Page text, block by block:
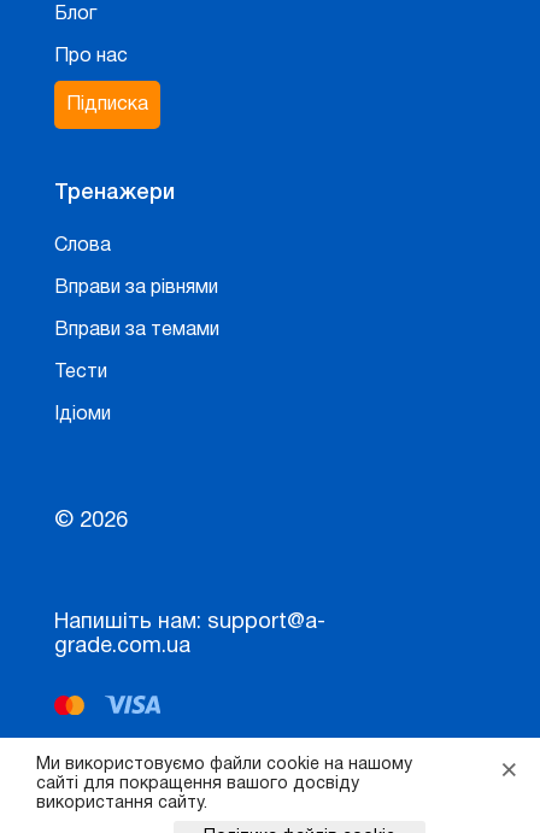
Ми використовуємо файли cookie на нашому
сайті для покращення вашого досвіду
використання сайту.
×
Блог
Про нас
Підписка
Тренажери
Слова
Вправи за рівнями
Вправи за темами
Тести
Ідіоми
© 2026
Напишіть нам: support@a-
grade.com.ua